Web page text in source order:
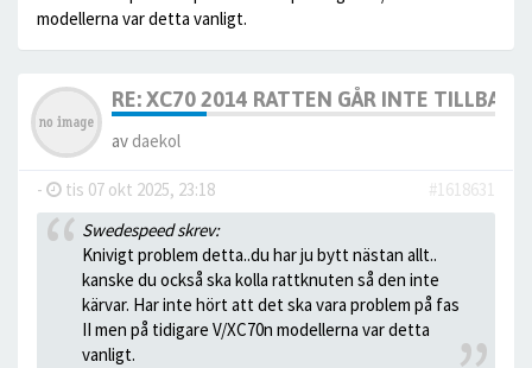
modellerna var detta vanligt.
RE: XC70 2014 RATTEN GÅR INTE TILLBAKA
av daekol
- tis 07 okt 2025, 23:18
#1618631
Swedespeed skrev:
Knivigt problem detta..du har ju bytt nästan allt..
kanske du också ska kolla rattknuten så den inte
kärvar. Har inte hört att det ska vara problem på fas
II men på tidigare V/XC70n modellerna var detta
vanligt.